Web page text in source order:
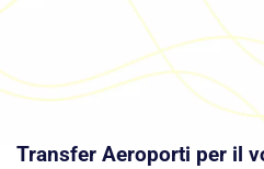
Transfer Aeroporti per il